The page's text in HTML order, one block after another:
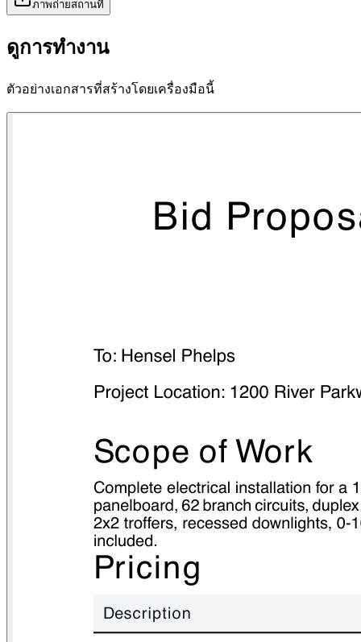
ภาพถ่ายสถานที่
ดูการทำงาน
ตัวอย่างเอกสารที่สร้างโดยเครื่องมือนี้